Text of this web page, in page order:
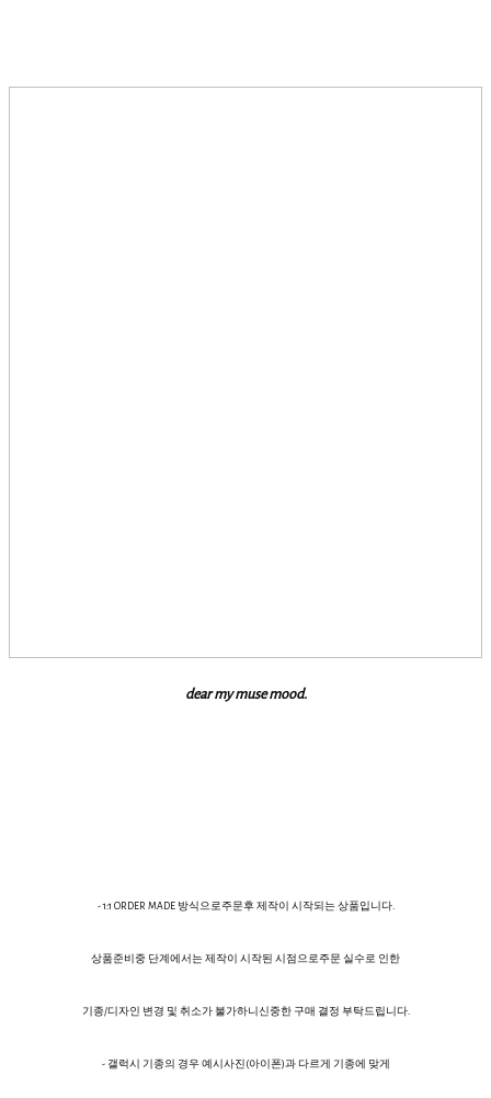
dear my muse mood.
- 1:1 ORDER MADE 방식으로주문후 제작이 시작되는 상품입니다.
상품준비중 단계에서는 제작이 시작된 시점으로주문 실수로 인한
기종/디자인 변경 및 취소가 불가하니신중한 구매 결정 부탁드립니다.
- 갤럭시 기종의 경우 예시사진(아이폰)과 다르게 기종에 맞게